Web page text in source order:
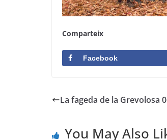
Comparteix
Facebook
La fageda de la Grevolosa
You May Also